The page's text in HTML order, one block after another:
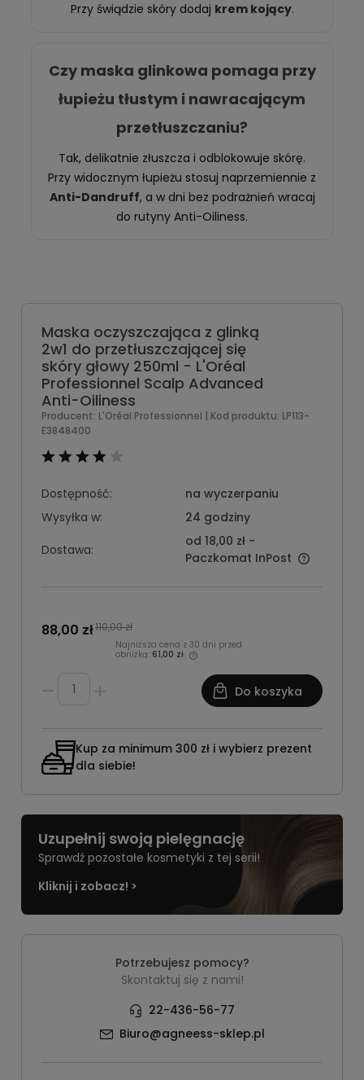
Przy świądzie skóry dodaj krem kojący.
Czy maska glinkowa pomaga przy
łupieżu tłustym i nawracającym
przetłuszczaniu?
Tak, delikatnie złuszcza i odblokowuje skórę.
Przy widocznym łupieżu stosuj naprzemiennie z
Anti-Dandruff, a w dni bez podrażnień wracaj
do rutyny Anti-Oiliness.
Maska oczyszczająca z glinką
2w1 do przetłuszczającej się
skóry głowy 250ml - L'Oréal
Professionnel Scalp Advanced
Anti-Oiliness
Producent: L'Oréal Professionnel | Kod produktu: LP113-
E3848400
Dostępność:
na wyczerpaniu
Wysyłka w:
24 godziny
Dostawa:
od 18,00 zł -
Paczkomat InPost
88,00 zł110,00 zł
Najniższa cena z 30 dni przed
obniżką: 61,00 zł
Do koszyka
Kup za minimum 300 zł i wybierz prezent
dla siebie!
Uzupełnij swoją pielęgnację
Sprawdź pozostałe kosmetyki z tej serii!
Kliknij i zobacz! >
Potrzebujesz pomocy?
Skontaktuj się z nami!
22-436-56-77
Biuro@agneess-sklep.pl